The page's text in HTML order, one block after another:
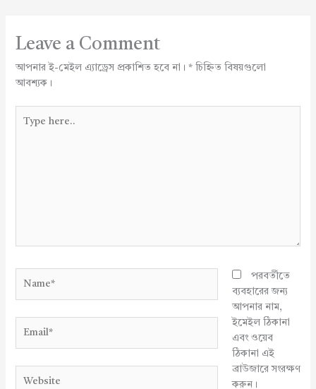
Leave a Comment
আপনার ই-মেইল এ্যাড্রেস প্রকাশিত হবে না। *চিহ্নিত বিষয়গুলো
আবশ্যক।
here..
পরবর্তীতে
ব্যবহারের জন্য
আপনার নাম,
ইমেইল ঠিকানা
এবং ওয়েব
ঠিকানা এই
ব্রাউজারে সংরক্ষণ
করুন।